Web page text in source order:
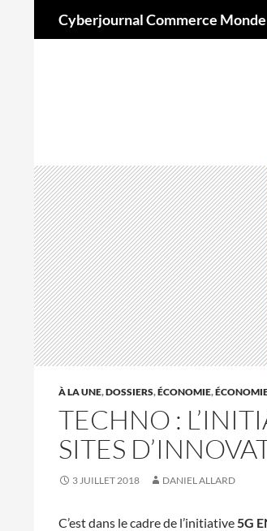
Cyberjournal Commerce Monde
À LA UNE,DOSSIERS,ÉCONOMIE,
TECHNO :
SITES
3 JUILLET 2018 DANIEL ALLARD
C’est dans le cadre de l’initiative5G